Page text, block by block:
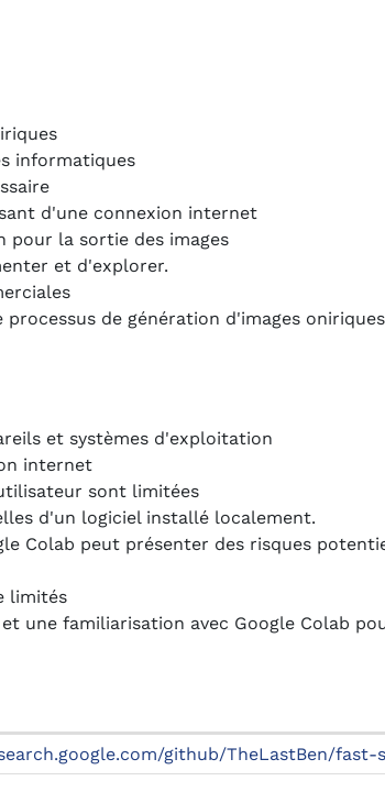
informatiques
d'une connexion internet
pour la sortie des images
et d'explorer.
de génération d'images
et systèmes d'exploitation
internet
sont limitées
d'un logiciel installé localement.
Colab peut présenter des risques
limités
une familiarisation avec Google Colab
github/TheLastBen/fast-